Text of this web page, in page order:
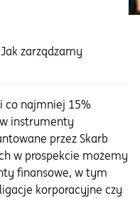
Jak zarządzamy
co najmniej 15%
instrumenty
przez Skarb
w prospekcie możemy
finansowe, w tym
korporacyjne czy